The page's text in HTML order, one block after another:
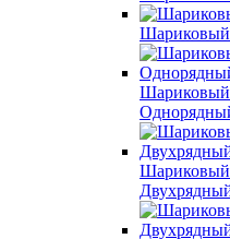
Шариковый
Шариковый
Шариковый